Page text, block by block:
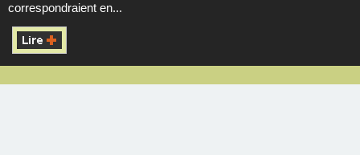
correspondraient en...